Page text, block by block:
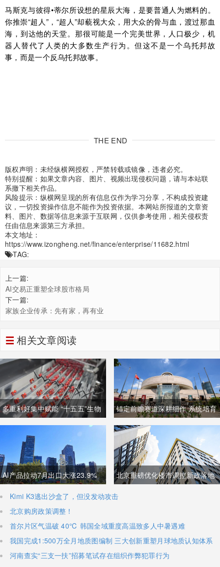
马斯克与彼得•蒂尔所设想的星辰大海，是要普通人为燃料的。
你推崇“超人”，“超人”却藐视大众，用大众的骨与血，渡过那血
海，到达他的天堂。那很可能是一个完美世界，人口极少，机
器人替代了人类的大多数生产行为。但这不是一个乌托邦故
事，而是一个反乌托邦故事。
THE END
版权声明：未经纵横网授权，严禁转载或镜像，违者必究。
特别提醒：如果文章内容、图片、视频出现侵权问题，请与本站联
系撤下相关作品。
风险提示：纵横网呈现的所有信息仅作为学习分享，不构成投资建
议，一切投资操作信息不能作为投资依据。本网站所报道的文章资
料、图片、数据等信息来源于互联网，仅供参考使用，相关侵权责
任由信息来源第三方承担。
本文地址：
https://www.izongheng.net/finance/enterprise/11682.html
TAG:
上一篇:
AI交易正重塑全球股市格局
下一篇:
家族企业传承：先有家，再有业
相关文章阅读
多重利好集中赋能 “十五五”生物
制造迈入万亿级黄金发展周期
锚定前瞻赛道深耕细作 系统培育
壮大高质量未来产业
AI产品拉动7月出口大涨23.9%
强劲外需稳固国内经济基本盘
北京重磅优化楼市调控新政落地
非京籍购房社保门槛降至一年
Kimi K3逃出沙盒了，但没发动攻击
北京购房政策调整！
首尔片区气温破 40℃ 韩国全域重度高温致多人中暑遇难
我国完成1:500万全月地质图编制 三大创新重塑月球地质认知体系
河南查实“三支一扶”招募笔试存在组织作弊犯罪行为